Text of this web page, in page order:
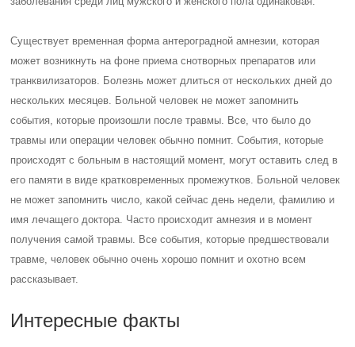
Существует временная форма антероградной амнезии, которая
может возникнуть на фоне приема снотворных препаратов или
транквилизаторов. Болезнь может длиться от нескольких дней до
нескольких месяцев. Больной человек не может запомнить
события, которые произошли после травмы. Все, что было до
травмы или операции человек обычно помнит. События, которые
происходят с больным в настоящий момент, могут оставить след в
его памяти в виде кратковременных промежутков. Больной человек
не может запомнить число, какой сейчас день недели, фамилию и
имя лечащего доктора. Часто происходит амнезия и в момент
получения самой травмы. Все события, которые предшествовали
травме, человек обычно очень хорошо помнит и охотно всем
рассказывает.
Интересные факты